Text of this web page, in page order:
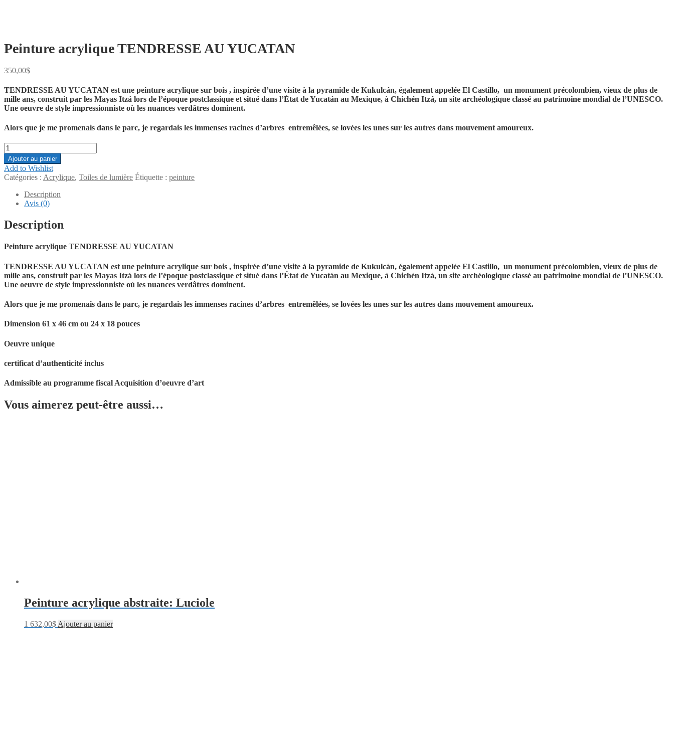
Peinture acrylique TENDRESSE AU YUCATAN
350,00$
TENDRESSE AU YUCATAN est une peinture acrylique sur bois , inspirée d’une visite à la pyramide de Kukulcán, également appelée El Castillo, un monument précolombien, vieux de plus de
mille ans, construit par les Mayas Itzá lors de l’époque postclassique et situé dans l’État de Yucatán au Mexique, à Chichén Itzá, un site archéologique classé au patrimoine mondial de l’UNESCO.
Une oeuvre de style impressionniste où les nuances verdâtres dominent.
Alors que je me promenais dans le parc, je regardais les immenses racines d’arbres entremêlées, se lovées les unes sur les autres dans mouvement amoureux.
quantité
de
Peinture
acrylique
TENDRESSE
YUCATAN
Ajouter au panier
Add to Wishlist
Catégories : Acrylique, Toiles de lumière Étiquette : peinture
Description
Avis (0)
Description
Peinture acrylique TENDRESSE AU YUCATAN
TENDRESSE AU YUCATAN est une peinture acrylique sur bois , inspirée d’une visite à la pyramide de Kukulcán, également appelée El Castillo, un monument précolombien, vieux de plus de
mille ans, construit par les Mayas Itzá lors de l’époque postclassique et situé dans l’État de Yucatán au Mexique, à Chichén Itzá, un site archéologique classé au patrimoine mondial de l’UNESCO.
Une oeuvre de style impressionniste où les nuances verdâtres dominent.
Alors que je me promenais dans le parc, je regardais les immenses racines d’arbres entremêlées, se lovées les unes sur les autres dans mouvement amoureux.
Dimension 61 x 46 cm ou 24 x 18 pouces
Oeuvre unique
certificat d’authenticité inclus
Admissible au programme fiscal Acquisition d’oeuvre d’art
Vous aimerez peut-être aussi…
Peinture acrylique abstraite: Luciole
1 632,00$ Ajouter au panier